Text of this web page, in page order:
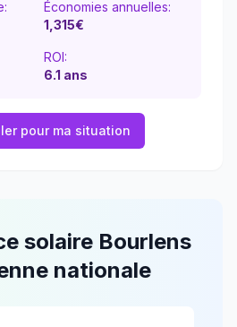
Économies annuelles:
1,315€
ROI:
6.1 ans
pour ma situation
solaire Bourlens
nationale